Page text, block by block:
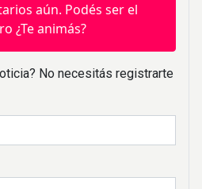
aún. Podés ser el
¿Te animás?
No necesitás registrarte